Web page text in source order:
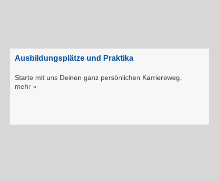
Ausbildungsplätze und Praktika
Starte mit uns Deinen ganz persönlichen Karriereweg.
mehr »